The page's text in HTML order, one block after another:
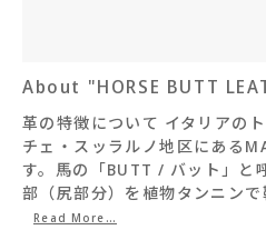
About "HORSE BUTT
革の特徴について イタリアの
チェ・スッラルノ地区にある
す。馬の「BUTT / バット」と
部（尻部分）を植物タンニン
Read More…